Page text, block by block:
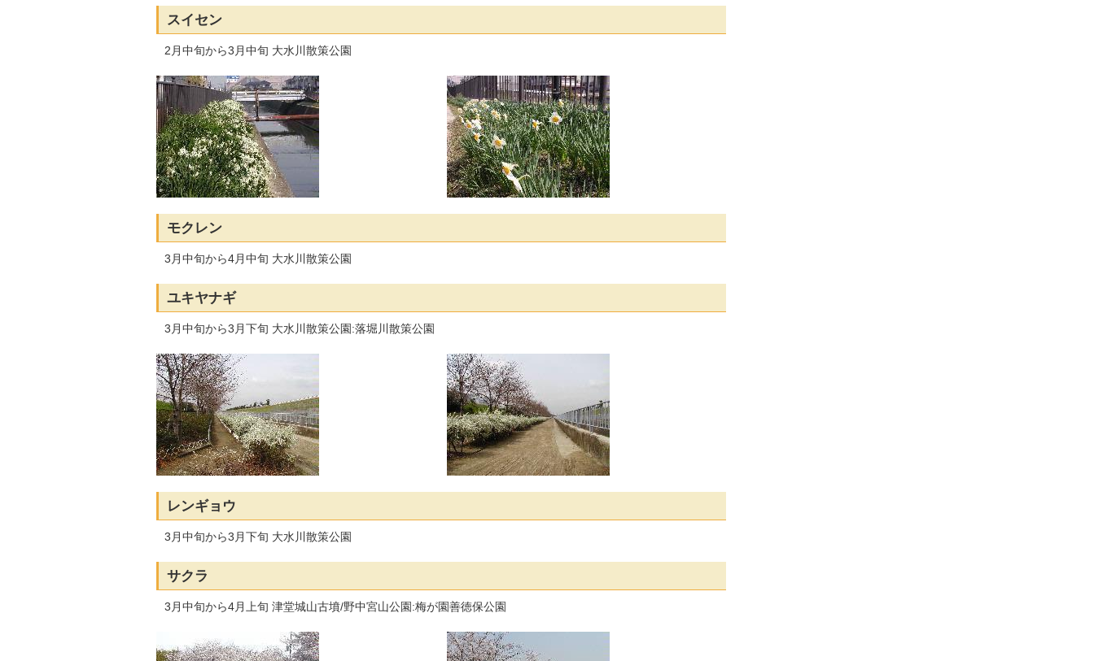
スイセン
2月中旬から3月中旬 大水川散策公園
モクレン
3月中旬から4月中旬 大水川散策公園
ユキヤナギ
3月中旬から3月下旬 大水川散策公園:落堀川散策公園
レンギョウ
3月中旬から3月下旬 大水川散策公園
サクラ
3月中旬から4月上旬 津堂城山古墳/野中宮山公園:梅が園善徳保公園